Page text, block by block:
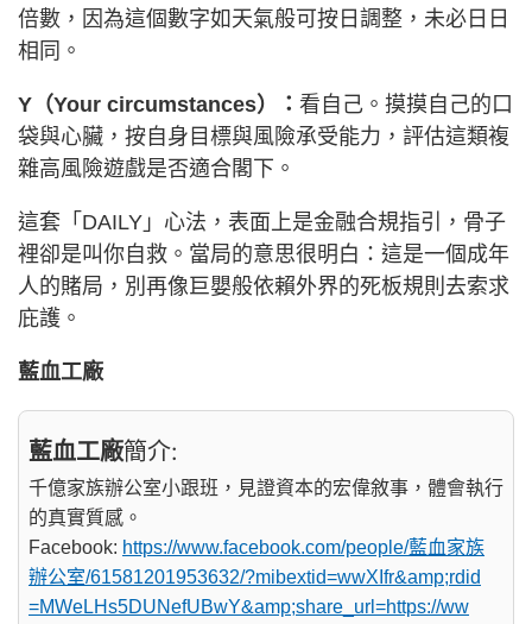
倍數，因為這個數字如天氣般可按日調整，未必日日
相同。
Y（Your circumstances）： 看自己。摸摸自己的口
袋與心臟，按自身目標與風險承受能力，評估這類複
雜高風險遊戲是否適合閣下。
這套「DAILY」心法，表面上是金融合規指引，骨子
裡卻是叫你自救。當局的意思很明白：這是一個成年
人的賭局，別再像巨嬰般依賴外界的死板規則去索求
庇護。
藍血工廠
藍血工廠簡介:
千億家族辦公室小跟班，見證資本的宏偉敘事，體會執行
的真實質感。
Facebook: https://www.facebook.com/people/藍血家族
辦公室/61581201953632/?mibextid=wwXIfr&amp;rdid
=MWeLHs5DUNefUBwY&amp;share_url=https://ww